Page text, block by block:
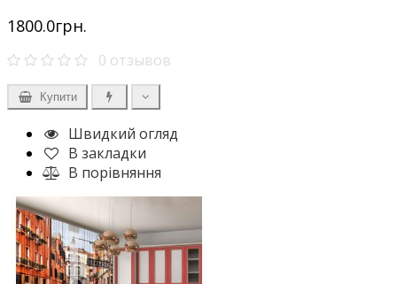
1800.0грн.
0 отзывов
Купити
Швидкий огляд
В закладки
В порівняння